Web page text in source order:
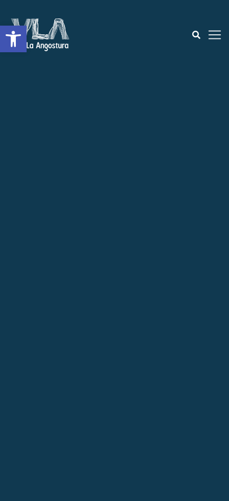
Open toolbar